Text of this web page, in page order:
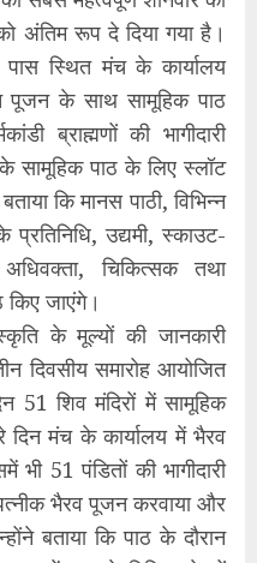
अंतिम रूप दे दिया गया है।
पास स्थित मंच के कार्यालय
पूजन के साथ सामूहिक पाठ
ब्राह्मणों की भागीदारी
के सामूहिक पाठ के लिए स्लॉट
कि मानस पाठी, विभिन्न
उद्यमी, स्काउट-
चिकित्सक तथा
किए जाएंगे।
के मूल्यों की जानकारी
दिवसीय समारोह आयोजित
51 शिव मंदिरों में सामूहिक
दिन मंच के कार्यालय में भैरव
51 पंडितों की भागीदारी
भैरव पूजन करवाया और
बताया कि पाठ के दौरान